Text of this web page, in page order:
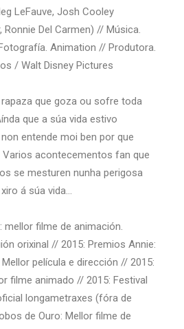
LeFauve, Josh Cooley
Ronnie Del Carmen) // Música.
Animation // Produtora.
/ Walt Disney Pictures
rapaza que goza ou sofre toda
que a súa vida estivo
entende moi ben por que
acontecementos fan que
se mesturen nunha perigosa
á súa vida…
mellor filme de animación.
orixinal // 2015: Premios Annie:
película e dirección // 2015:
filme animado // 2015: Festival
longametraxes (fóra de
de Ouro: Mellor filme de